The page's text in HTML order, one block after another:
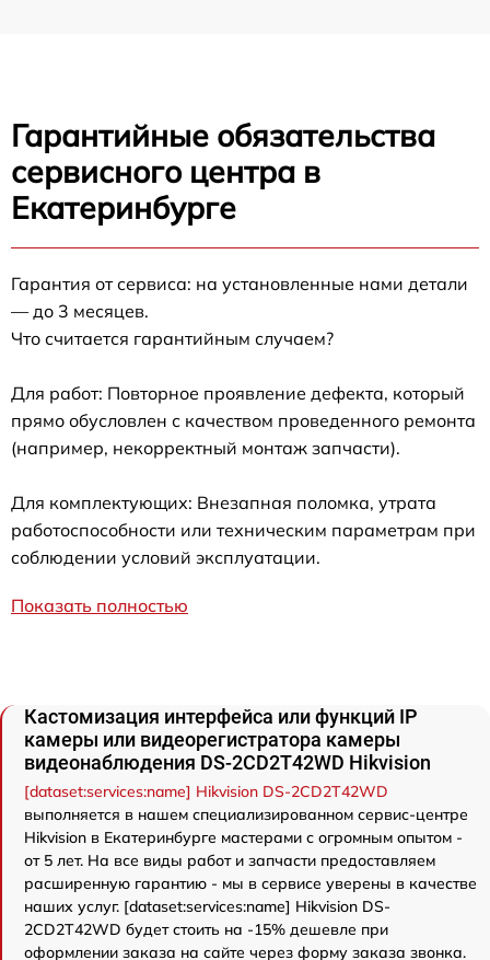
Гарантийные обязательства
сервисного центра в
Екатеринбурге
Гарантия от сервиса: на установленные нами детали
— до 3 месяцев.
Что считается гарантийным случаем?
Для работ: Повторное проявление дефекта, который
прямо обусловлен с качеством проведенного ремонта
(например, некорректный монтаж запчасти).
Для комплектующих: Внезапная поломка, утрата
работоспособности или техническим параметрам при
соблюдении условий эксплуатации.
Показать полностью
Кастомизация интерфейса или функций IP
камеры или видеорегистратора камеры
видеонаблюдения DS-2CD2T42WD Hikvision
[dataset:services:name] Hikvision DS-2CD2T42WD
выполняется в нашем специализированном сервис-центре
Hikvision в Екатеринбурге мастерами с огромным опытом -
от 5 лет. На все виды работ и запчасти предоставляем
расширенную гарантию - мы в сервисе уверены в качестве
наших услуг. [dataset:services:name] Hikvision DS-
2CD2T42WD будет стоить на -15% дешевле при
оформлении заказа на сайте через форму заказа звонка.